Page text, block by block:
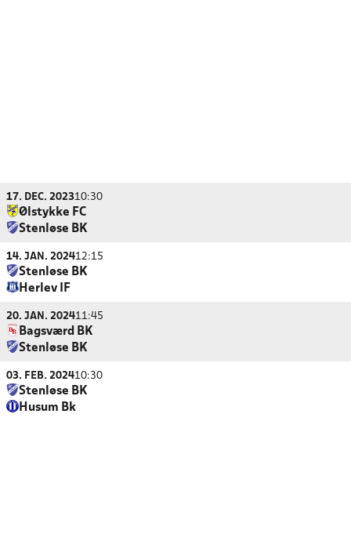
17. DEC. 202310:30
Ølstykke FC
Stenløse BK
14. JAN. 202412:15
Stenløse BK
Herlev IF
20. JAN. 202411:45
Bagsværd BK
Stenløse BK
03. FEB. 202410:30
Stenløse BK
Husum Bk